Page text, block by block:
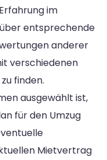
im
entsprechende
anderer
verschiedenen
finden.
ausgewählt ist,
für den Umzug
Mietvertrag